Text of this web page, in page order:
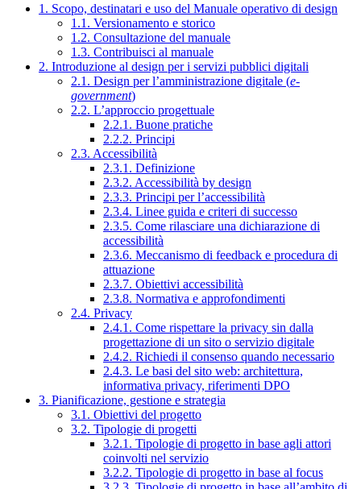
1. Scopo, destinatari e uso del Manuale operativo di design
1.1. Versionamento e storico
1.2. Consultazione del manuale
1.3. Contribuisci al manuale
2. Introduzione al design per i servizi pubblici digitali
2.1. Design per l’amministrazione digitale (e-
government)
2.2. L’approccio progettuale
2.2.1. Buone pratiche
2.2.2. Principi
2.3. Accessibilità
2.3.1. Definizione
2.3.2. Accessibilità by design
2.3.3. Principi per l’accessibilità
2.3.4. Linee guida e criteri di successo
2.3.5. Come rilasciare una dichiarazione di
accessibilità
2.3.6. Meccanismo di feedback e procedura di
attuazione
2.3.7. Obiettivi accessibilità
2.3.8. Normativa e approfondimenti
2.4. Privacy
2.4.1. Come rispettare la privacy sin dalla
progettazione di un sito o servizio digitale
2.4.2. Richiedi il consenso quando necessario
2.4.3. Le basi del sito web: architettura,
informativa privacy, riferimenti DPO
3. Pianificazione, gestione e strategia
3.1. Obiettivi del progetto
3.2. Tipologie di progetti
3.2.1. Tipologie di progetto in base agli attori
coinvolti nel servizio
3.2.2. Tipologie di progetto in base al focus